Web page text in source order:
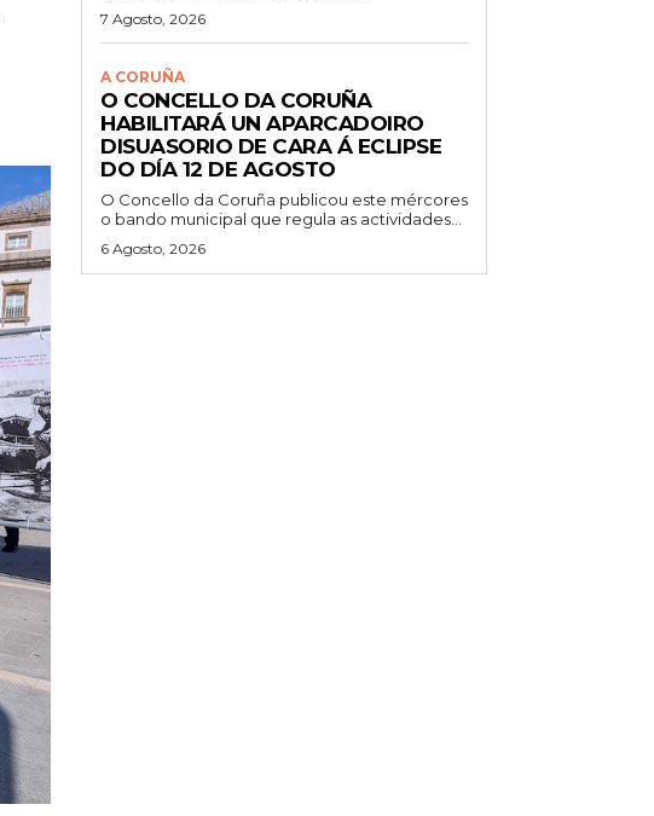
7 Agosto, 2026
A CORUÑA
O CONCELLO DA CORUÑA
HABILITARÁ UN APARCADOIRO
DISUASORIO DE CARA Á ECLIPSE
DO DÍA 12 DE AGOSTO
O Concello da Coruña publicou este mércores
o bando municipal que regula as actividades...
6 Agosto, 2026